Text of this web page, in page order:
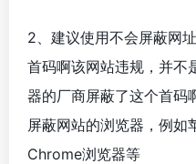
2、建议使用不会屏蔽网
首码啊该网站违规，并不
器的厂商屏蔽了这个首码
屏蔽网站的浏览器，例如
Chrome浏览器等